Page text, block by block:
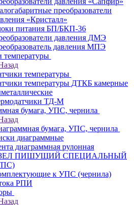
преобразователи
«Кристалл»
питания БП/БКП-36
давления ДМЭ
давления МПЭ
температуры
температуры
температуры ДТКБ камерные
ТД-М
бумага, УПС, чернила
бумага, УПС, чернила
диаграммные
диаграммная рулонная
ПИШУЩИЙ СПЕЦИАЛЬНЫЙ
к УПС (чернила)
РПИ